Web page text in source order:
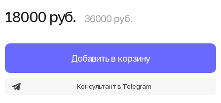
18000 руб. 36000 руб.
Добавить в корзину
Консультант в Telegram